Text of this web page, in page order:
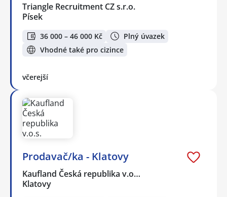
Triangle Recruitment CZ s.r.o.
Písek
36 000 – 46 000 Kč
Plný úvazek
Vhodné také pro cizince
včerejší
Prodavač/ka - Klatovy
Kaufland Česká republika v.o…
Klatovy